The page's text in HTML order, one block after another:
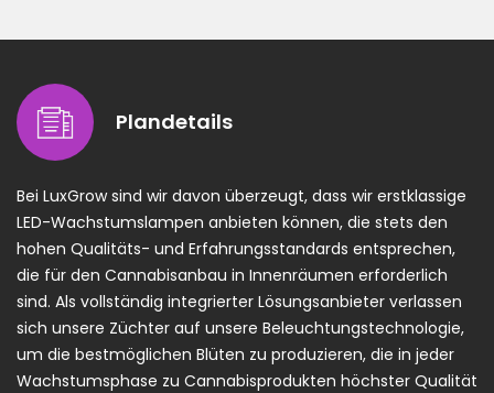
Plandetails
Bei LuxGrow sind wir davon überzeugt, dass wir erstklassige
LED-Wachstumslampen anbieten können, die stets den
hohen Qualitäts- und Erfahrungsstandards entsprechen,
die für den Cannabisanbau in Innenräumen erforderlich
sind. Als vollständig integrierter Lösungsanbieter verlassen
sich unsere Züchter auf unsere Beleuchtungstechnologie,
um die bestmöglichen Blüten zu produzieren, die in jeder
Wachstumsphase zu Cannabisprodukten höchster Qualität